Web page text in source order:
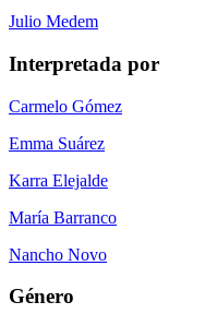
Julio Medem
Interpretada por
Carmelo Gómez
Emma Suárez
Karra Elejalde
María Barranco
Nancho Novo
Género